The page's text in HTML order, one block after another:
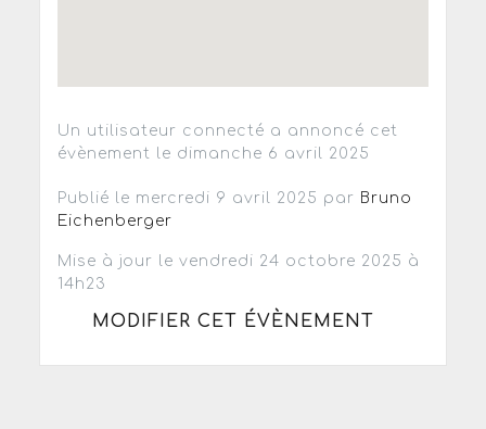
Un utilisateur connecté a annoncé cet
évènement le dimanche 6 avril 2025
Publié le mercredi 9 avril 2025 par Bruno
Eichenberger
Mise à jour le vendredi 24 octobre 2025 à
14h23
MODIFIER CET ÉVÈNEMENT